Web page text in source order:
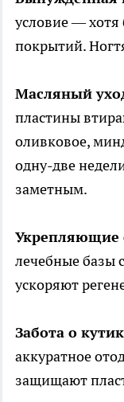
условие — хотя
покрытий.
Масляный
пластины
оливковое,
одну-две
заметным.
Укрепляющие
лечебные базы
ускоряют
Забота о
аккуратное
защищают